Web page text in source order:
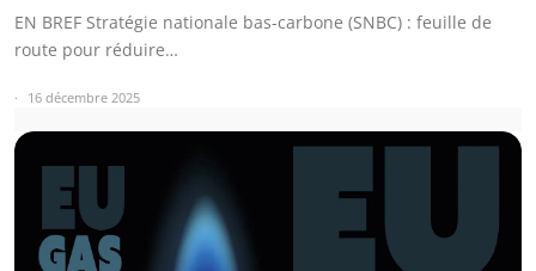
EN BREF Stratégie nationale bas-carbone (SNBC) : feuille de
route pour réduire…
16 décembre 2025